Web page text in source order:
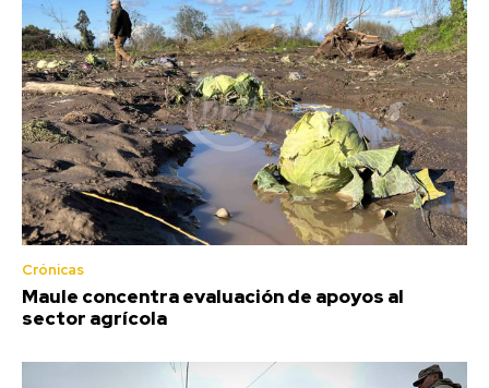
Crónicas
Maule concentra evaluación de apoyos al
sector agrícola